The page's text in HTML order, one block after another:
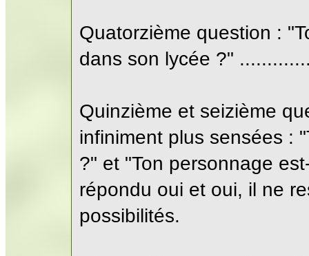
Quatorzième question :
dans son lycée ?"
Quinzième et seizième
infiniment plus sensées :
?" et "Ton personnage
répondu oui et oui, il ne
possibilités.